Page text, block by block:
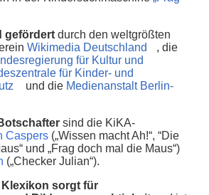
gefördert durch den weltgrößten
Wikimedia Deutschland
, die
für Kultur und
für Kinder- und
und die Medienanstalt Berlin-
sind die KiKA-
Caspers („Wissen macht Ah!“, “Die
und „Frag doch mal die Maus“)
(„Checker Julian“).
Klexikon sorgt für